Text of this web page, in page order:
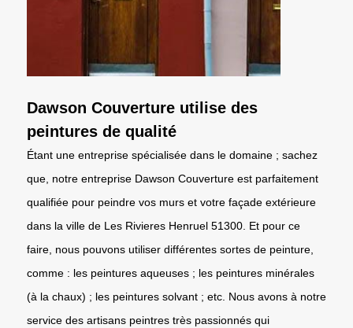
Dawson Couverture utilise des
peintures de qualité
Étant une entreprise spécialisée dans le domaine ; sachez
que, notre entreprise Dawson Couverture est parfaitement
qualifiée pour peindre vos murs et votre façade extérieure
dans la ville de Les Rivieres Henruel 51300. Et pour ce
faire, nous pouvons utiliser différentes sortes de peinture,
comme : les peintures aqueuses ; les peintures minérales
(à la chaux) ; les peintures solvant ; etc. Nous avons à notre
service des artisans peintres très passionnés qui